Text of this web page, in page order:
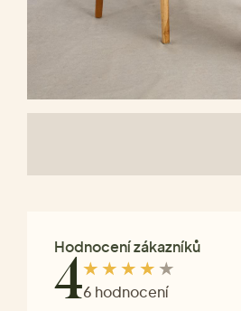
Hodnocení zákazníků
46 hodnocení